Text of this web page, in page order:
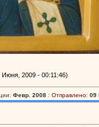
Июня, 2009 - 00:11:46)
Февр. 2008: Отправлено: 09